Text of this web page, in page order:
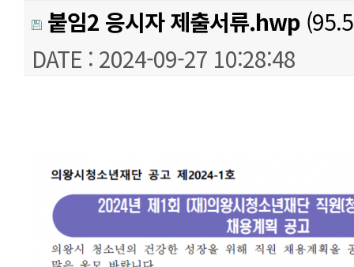
붙임2 응시자 제출서류.hwp
DATE : 2024-09-27 10:28:48
본문